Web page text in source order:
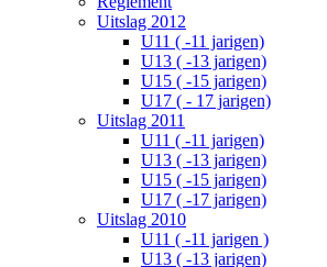
Uitslag 2012
U11 ( -11 jarigen)
U13 ( -13 jarigen)
U15 ( -15 jarigen)
U17 ( - 17 jarigen)
Uitslag 2011
U11 ( -11 jarigen)
U13 ( -13 jarigen)
U15 ( -15 jarigen)
U17 ( -17 jarigen)
Uitslag 2010
U11 ( -11 jarigen )
U13 ( -13 jarigen)